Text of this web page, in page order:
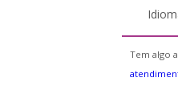
Tem algo